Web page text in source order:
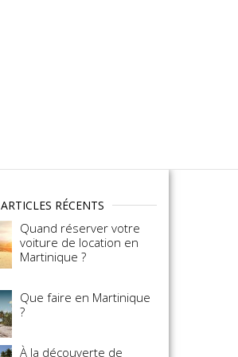
ARTICLES RÉCENTS
Quand réserver votre
voiture de location en
Martinique ?
Que faire en Martinique
?
À la découverte de